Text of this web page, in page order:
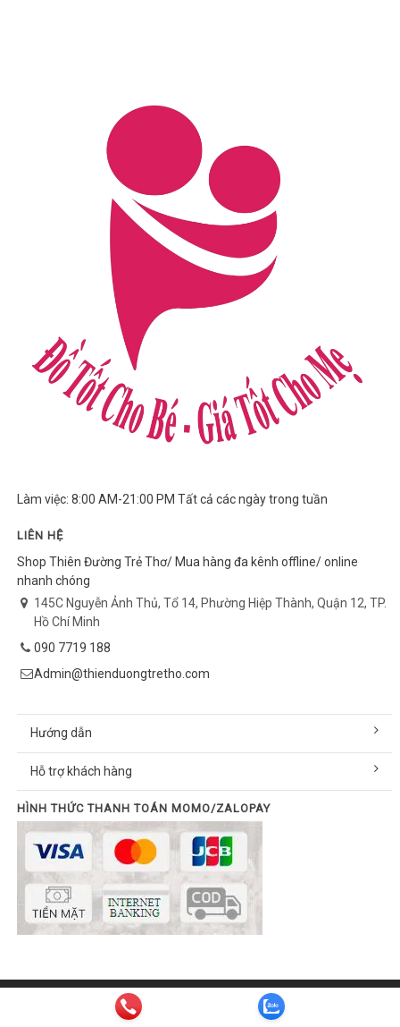
Làm việc: 8:00 AM-21:00 PM Tất cả các ngày trong tuần
LIÊN HỆ
Shop Thiên Đường Trẻ Thơ/ Mua hàng đa kênh offline/ online
nhanh chóng
145C Nguyễn Ảnh Thủ, Tổ 14, Phường Hiệp Thành, Quận 12, TP.
Hồ Chí Minh
090 7719 188
Admin@thienduongtretho.com
Hướng dẫn
Hỗ trợ khách hàng
HÌNH THỨC THANH TOÁN MOMO/ZALOPAY
© Bản quyền thuộc về thienduongtretho.com | Cung cấp bởi
info@thienduongtretho.com | Hotline:090 7719 188